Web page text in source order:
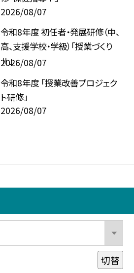
2026/08/07
令和8年度 初任者・発展研修（中、
高、支援学校・学級）「授業づくり
Ⅱ」
2026/08/07
令和8年度 「授業改善プロジェク
ト研修」
2026/08/07
切替